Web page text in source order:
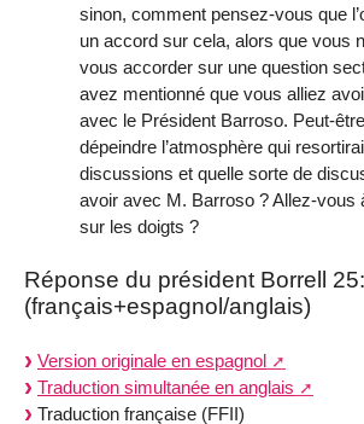
sinon, comment pensez-vous que
un accord sur cela, alors que vous
vous accorder sur une question
avez mentionné que vous alliez
avec le Président Barroso. Peut-
dépeindre l’atmosphère qui
discussions et quelle sorte de
avoir avec M. Barroso ? Allez-vous
sur les doigts ?
Réponse du président Borrell
(français+espagnol/anglais)
Version originale en espagnol
Traduction simultanée en anglais
Traduction française (FFII)